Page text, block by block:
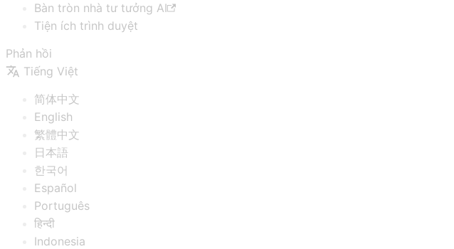
Bàn tròn nhà tư tưởng AI
Tiện ích trình duyệt
Phản hồi
Tiếng Việt
简体中文
English
繁體中文
日本語
한국어
Español
Português
हिन्दी
Indonesia